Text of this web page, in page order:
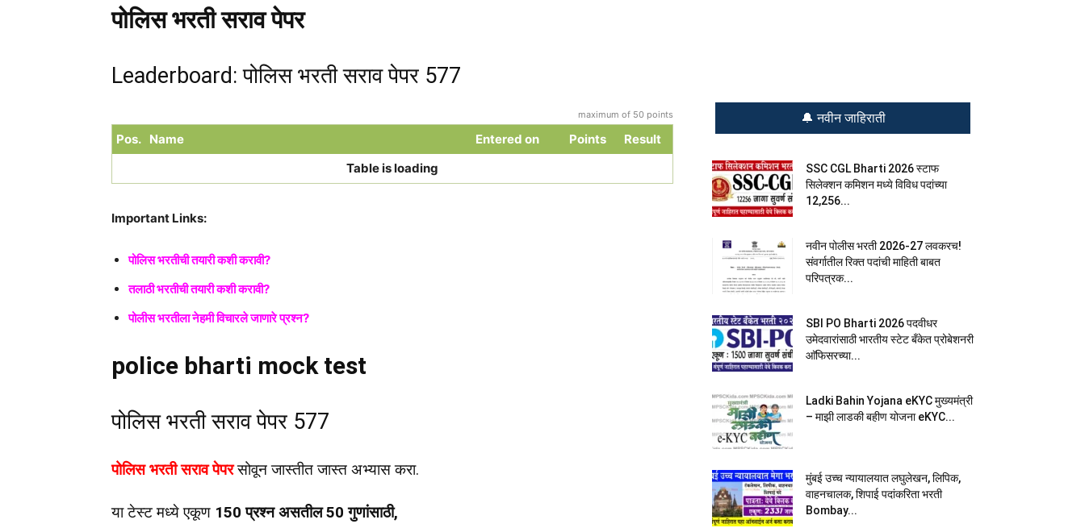
पोलिस भरती सराव पेपर
Leaderboard: पोलिस भरती सराव पेपर 577
maximum of 50 points
Pos. Name Entered on Points
Result
Table is loading
Important Links:
पोलिस भरतीची तयारी कशी करावी?
तलाठी भरतीची तयारी कशी करावी?
पोलीस भरतीला नेहमी विचारले जाणारे प्रश्न?
police bharti mock test
पोलिस भरती सराव पेपर 577
पोलिस भरती सराव पेपरसोवून जास्तीत जास्त अभ्यास करा.
या टेस्ट मध्ये एकूण 150 प्रश्न असतील 50 गुणांसाठी,
🔔 नवीन जाहिराती
SSC CGL Bharti 2026 स्टाफ
सिलेक्शन कमिशन मध्ये विविध पदांच्या
12,256...
नवीन पोलीस भरती 2026-27 लवकरच!
संवर्गातील रिक्त पदांची माहिती बाबत
परिपत्रक...
SBI PO Bharti 2026 पदवीधर
उमेदवारांसाठी भारतीय स्टेट बँकेत प्रोबेशनरी
आ‍ॅफिसरच्या...
Ladki Bahin Yojana eKYC मुख्यमंत्री
– माझी लाडकी बहीण योजना eKYC...
मुंबई उच्च न्यायालयात लघुलेखन, लिपिक,
वाहनचालक, शिपाई पदांकरिता भरती
Bombay...